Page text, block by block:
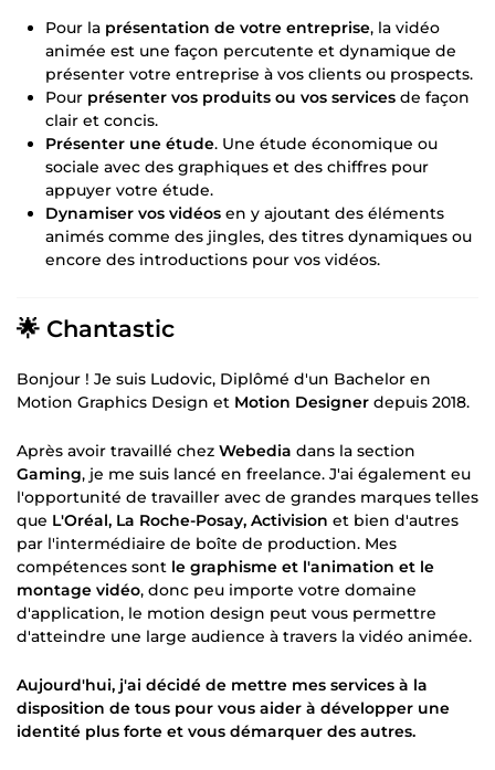
Pour la présentation de votre entreprise, la vidéo
animée est une façon percutente et dynamique de
présenter votre entreprise à vos clients ou prospects.
Pour présenter vos produits ou vos services de façon
clair et concis.
Présenter une étude. Une étude économique ou
sociale avec des graphiques et des chiffres pour
appuyer votre étude.
Dynamiser vos vidéos en y ajoutant des éléments
animés comme des jingles, des titres dynamiques ou
encore des introductions pour vos vidéos.
🌟 Chantastic
Bonjour ! Je suis Ludovic, Diplômé d'un Bachelor en
Motion Graphics Design et Motion Designer depuis 2018.
Après avoir travaillé chez Webedia dans la section
Gaming, je me suis lancé en freelance. J'ai également eu
l'opportunité de travailler avec de grandes marques telles
que L'Oréal, La Roche-Posay, Activision et bien d'autres
par l'intermédiaire de boîte de production. Mes
compétences sont le graphisme et l'animation et le
montage vidéo, donc peu importe votre domaine
d'application, le motion design peut vous permettre
d'atteindre une large audience à travers la vidéo animée.
Aujourd'hui, j'ai décidé de mettre mes services à la
disposition de tous pour vous aider à développer une
identité plus forte et vous démarquer des autres.